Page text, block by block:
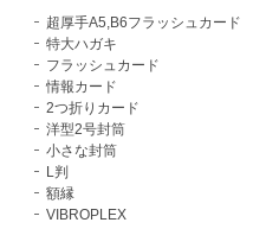
超厚手A5,B6フラッシュカード
特大ハガキ
フラッシュカード
情報カード
2つ折りカード
洋型2号封筒
小さな封筒
L判
額縁
VIBROPLEX